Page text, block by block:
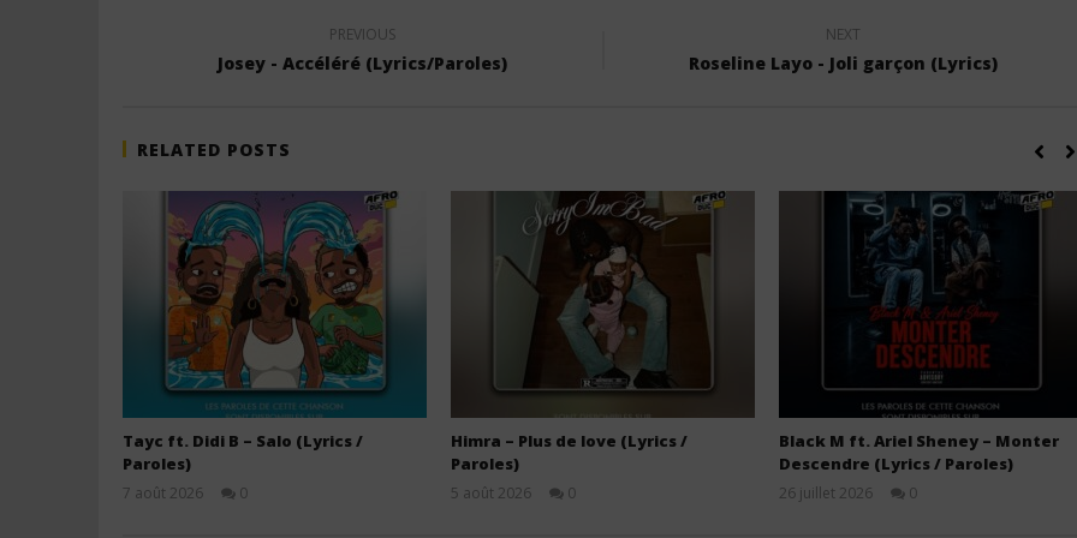
PREVIOUS
Josey - Accéléré (Lyrics/Paroles)
NEXT
Roseline Layo - Joli garçon (Lyrics)
RELATED POSTS
Tayc ft. Didi B – Salo (Lyrics /
Paroles)
7 août 2026
0
Himra – Plus de love (Lyrics /
Paroles)
5 août 2026
0
Black M ft. Ariel Sheney – Monter
Descendre (Lyrics / Paroles)
26 juillet 2026
0